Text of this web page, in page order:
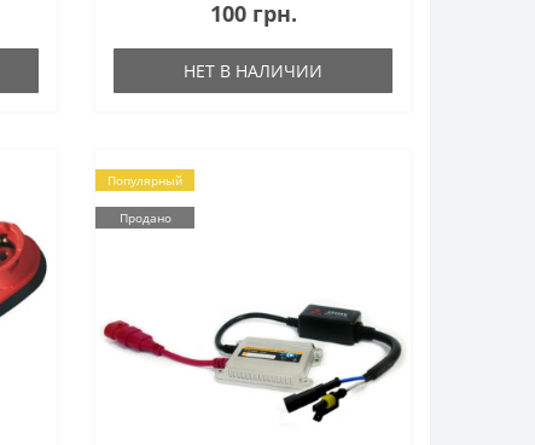
100 грн.
НЕТ В НАЛИЧИИ
Популярный
Продано